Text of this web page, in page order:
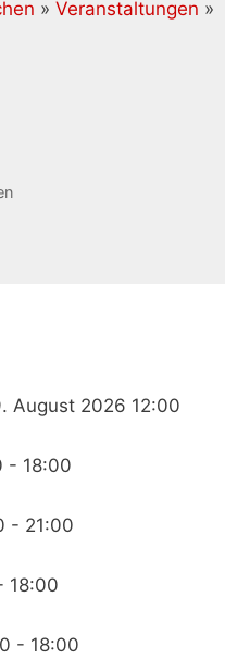
» Veranstaltungen »
August 2026 12:00
- 18:00
- 21:00
18:00
- 18:00